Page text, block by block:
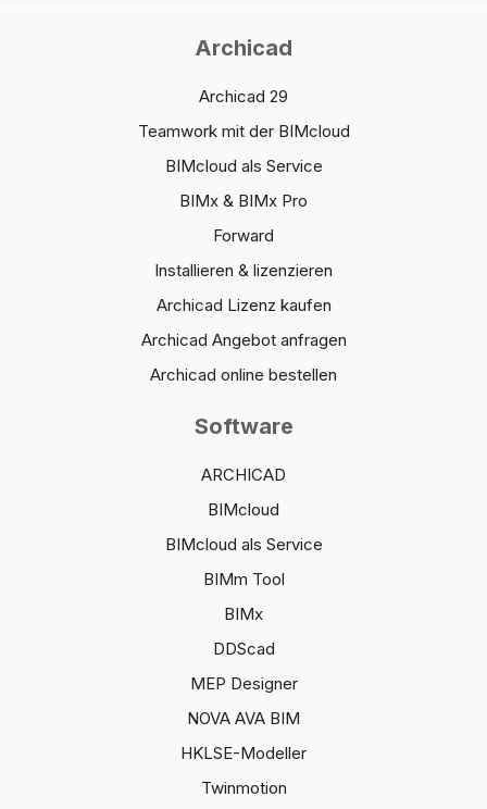
Archicad
Archicad 29
Teamwork mit der BIMcloud
BIMcloud als Service
BIMx & BIMx Pro
Forward
Installieren & lizenzieren
Archicad Lizenz kaufen
Archicad Angebot anfragen
Archicad online bestellen
Software
ARCHICAD
BIMcloud
BIMcloud als Service
BIMm Tool
BIMx
DDScad
MEP Designer
NOVA AVA BIM
HKLSE-Modeller
Twinmotion